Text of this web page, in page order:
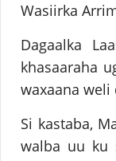
Wasiirka
Dagaalka
khasaaraha
waxaana
Si kastaba,
walba uu ku